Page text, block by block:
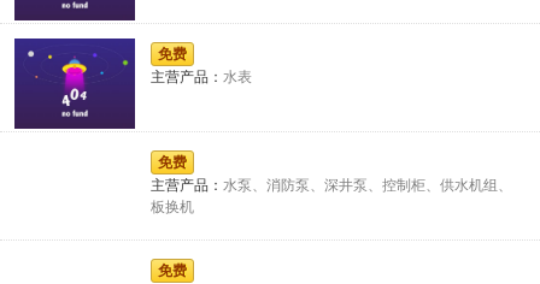
商-
全
免费
主营产品： 水表
免费
主营产品： 水泵、消防泵、深井泵、控制柜、供水机组、
板换机
免费